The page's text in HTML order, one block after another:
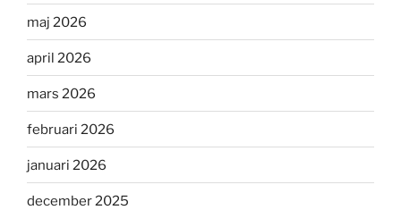
maj 2026
april 2026
mars 2026
februari 2026
januari 2026
december 2025